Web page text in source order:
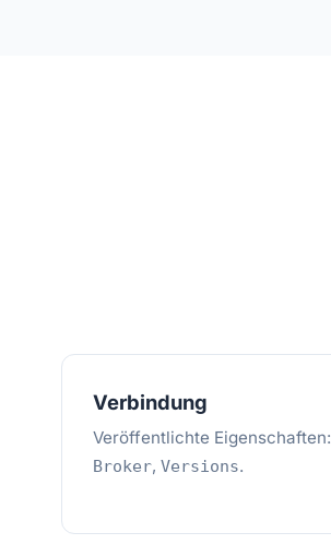
Verbindung
Veröffentlichte Eigenschaften:
Broker, Versions.